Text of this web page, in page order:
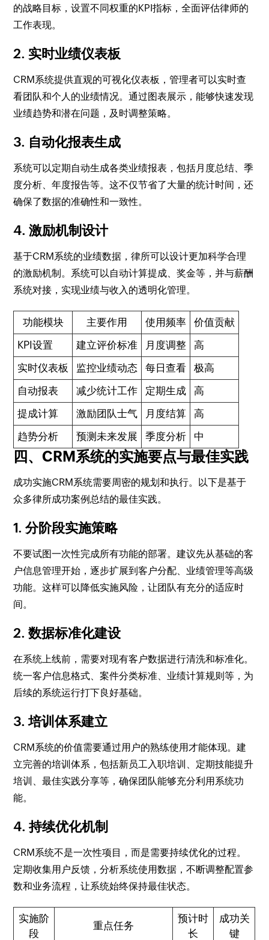
的战略目标，设置不同权重的KPI指标，全面评估律师的
工作表现。
2. 实时业绩仪表板
CRM系统提供直观的可视化仪表板，管理者可以实时查
看团队和个人的业绩情况。通过图表展示，能够快速发现
业绩趋势和潜在问题，及时调整策略。
3. 自动化报表生成
系统可以定期自动生成各类业绩报表，包括月度总结、季
度分析、年度报告等。这不仅节省了大量的统计时间，还
确保了数据的准确性和一致性。
4. 激励机制设计
基于CRM系统的业绩数据，律所可以设计更加科学合理
的激励机制。系统可以自动计算提成、奖金等，并与薪酬
系统对接，实现业绩与收入的透明化管理。
功能模块 主要作用 使用频率
价值贡献
KPI设置
建立评价标准 月度调整
高
实时仪表板
监控业绩动态 每日查看
极高
自动报表
减少统计工作 定期生成
高
提成计算
激励团队士气 月度结算
高
趋势分析
预测未来发展 季度分析 中
四、CRM系统的实施要点与最佳实践
成功实施CRM系统需要周密的规划和执行。以下是基于
众多律所成功案例总结的最佳实践。
1. 分阶段实施策略
不要试图一次性完成所有功能的部署。建议先从基础的客
户信息管理开始，逐步扩展到客户分配、业绩管理等高级
功能。这样可以降低实施风险，让团队有充分的适应时
间。
2. 数据标准化建设
在系统上线前，需要对现有客户数据进行清洗和标准化。
统一客户信息格式、案件分类标准、业绩计算规则等，为
后续的系统运行打下良好基础。
3. 培训体系建立
CRM系统的价值需要通过用户的熟练使用才能体现。建
立完善的培训体系，包括新员工入职培训、定期技能提升
培训、最佳实践分享等，确保团队能够充分利用系统功
能。
4. 持续优化机制
CRM系统不是一次性项目，而是需要持续优化的过程。
定期收集用户反馈，分析系统使用数据，不断调整配置参
数和业务流程，让系统始终保持最佳状态。
实施阶
段
重点任务
预计时
长
成功关
键